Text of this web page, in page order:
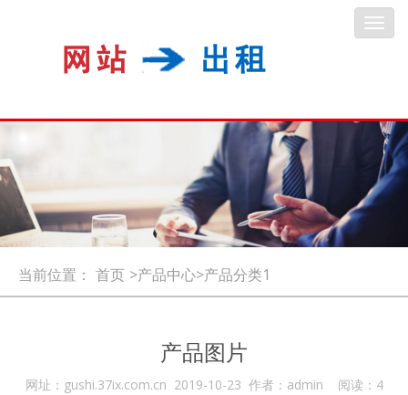
当前位置： 首页 >产品中心>产品分类1
产品图片
网址：gushi.37ix.com.cn 2019-10-23 作者：admin 阅读： 4